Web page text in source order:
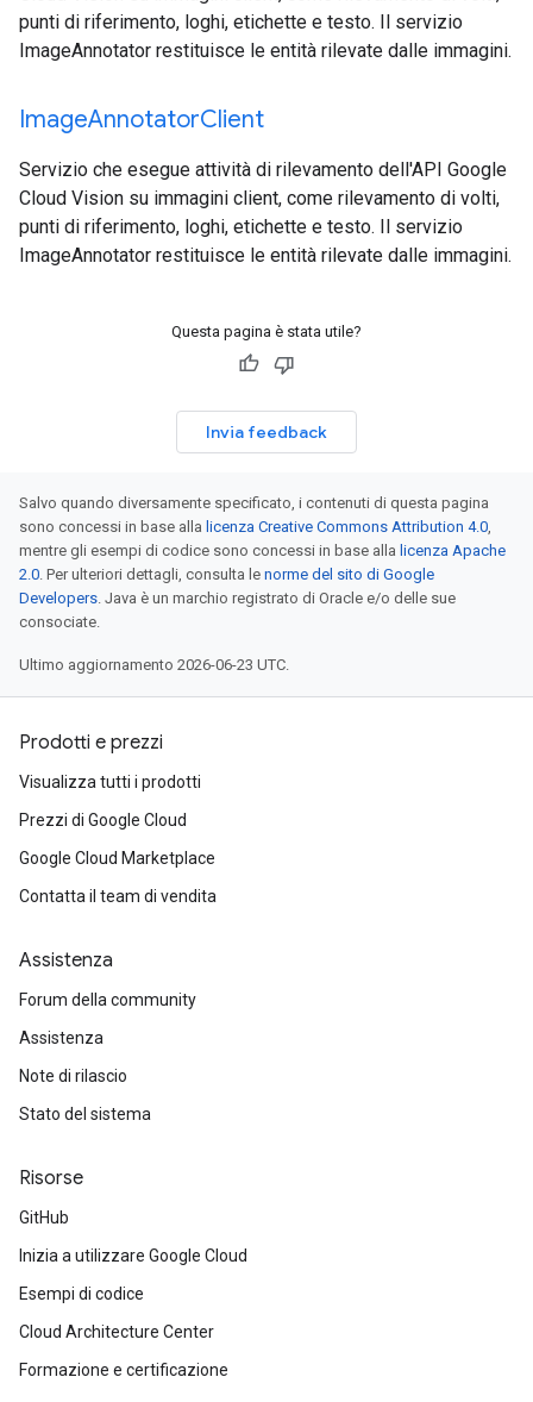
punti di riferimento, loghi, etichette e testo. Il servizio
ImageAnnotator restituisce le entità rilevate dalle immagini.
ImageAnnotatorClient
Servizio che esegue attività di rilevamento dell'API Google
Cloud Vision su immagini client, come rilevamento di volti,
punti di riferimento, loghi, etichette e testo. Il servizio
ImageAnnotator restituisce le entità rilevate dalle immagini.
Questa pagina è stata utile?
Invia feedback
Salvo quando diversamente specificato, i contenuti di questa pagina
sono concessi in base alla licenza Creative Commons Attribution 4.0,
mentre gli esempi di codice sono concessi in base alla licenza Apache
2.0. Per ulteriori dettagli, consulta le norme del sito di Google
Developers. Java è un marchio registrato di Oracle e/o delle sue
consociate.
Ultimo aggiornamento 2026-06-23 UTC.
Prodotti e prezzi
Visualizza tutti i prodotti
Prezzi di Google Cloud
Google Cloud Marketplace
Contatta il team di vendita
Assistenza
Forum della community
Assistenza
Note di rilascio
Stato del sistema
Risorse
GitHub
Inizia a utilizzare Google Cloud
Esempi di codice
Cloud Architecture Center
Formazione e certificazione